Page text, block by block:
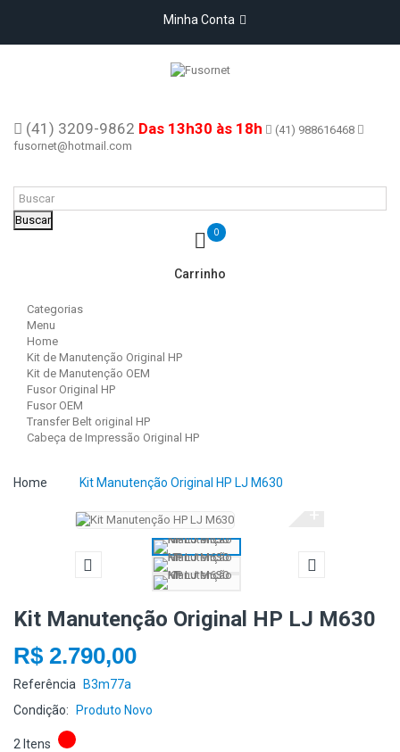
Minha Conta
(41) 3209-9862 Das 13h30 às 18h
(41) 988616468
fusornet@hotmail.com
Buscar
0
Carrinho
Categorias
Menu
Home
Kit de Manutenção Original HP
Kit de Manutenção OEM
Fusor Original HP
Fusor OEM
Transfer Belt original HP
Cabeça de Impressão Original HP
Home Kit Manutenção Original HP LJ M630
Kit Manutenção Original HP LJ M630
R$ 2.790,00
Referência
B3m77a
Condição:
Produto Novo
2 Itens